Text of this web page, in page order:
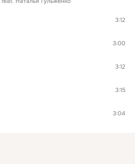
3:12
3:00
3:12
3:15
3:04